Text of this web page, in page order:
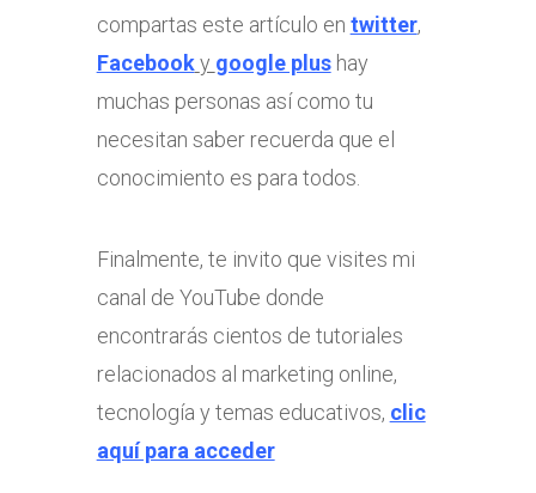
compartas este artículo en twitter,
Facebook y google plushay
muchas personas así como tu
necesitan saber recuerda que el
conocimiento es para todos.
Finalmente, te invito que visites mi
canal de YouTube donde
encontrarás cientos de tutoriales
relacionados al marketing online,
tecnología y temas educativos, clic
aquí para acceder